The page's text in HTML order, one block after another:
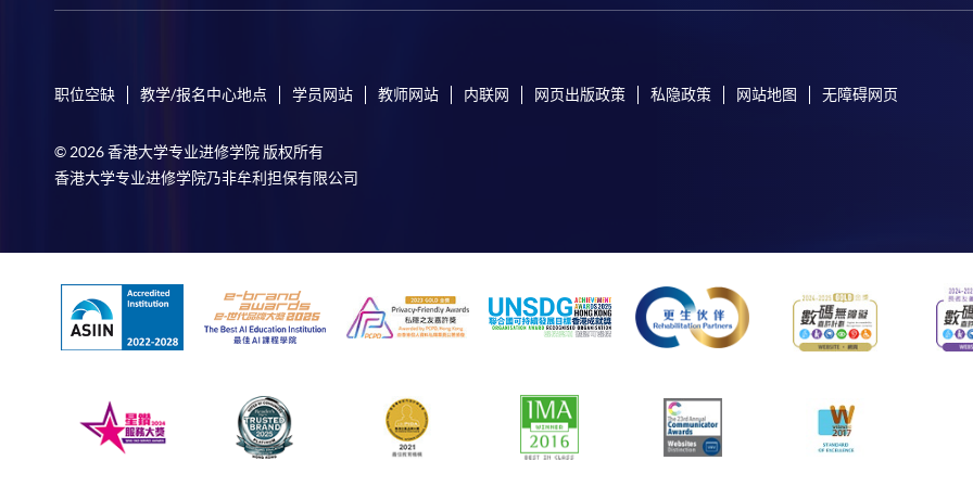
职位空缺 教学/报名中心地点 学员网站 教师网站 内联网 网页出版政策 私隐政策 网站地图 无障碍网页
© 2026 香港大学专业进修学院 版权所有
香港大学专业进修学院乃非牟利担保有限公司